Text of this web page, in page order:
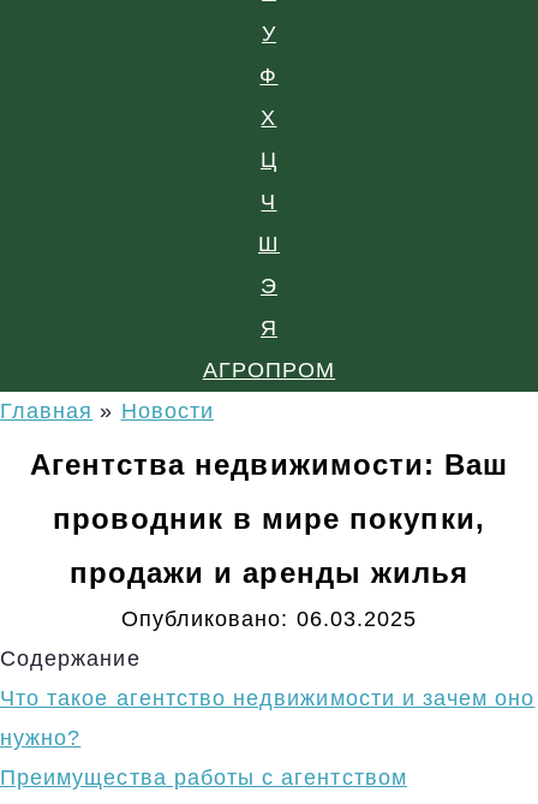
У
Ф
Х
Ц
Ч
Ш
Э
Я
АГРОПРОМ
Главная » Новости
Агентства недвижимости: Ваш
проводник в мире покупки,
продажи и аренды жилья
Опубликовано: 06.03.2025
Содержание
Что такое агентство недвижимости и зачем оно
нужно?
Преимущества работы с агентством